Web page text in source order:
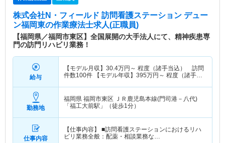
株式会社N・フィールド 訪問看護ステーション デュー
ン福岡東の作業療法士求人(正職員)
【福岡県／福岡市東区】全国展開の大手法人にて、精神疾患専
門の訪門リハビリ業務！
給与
【モデル月収】 30.4万円～ 程度（諸手当込） 訪問
件数100件 【モデル年収】 395万円～ 程度（諸手当
勤務地
福岡県 福岡市東区 ＪＲ鹿児島本線(門司港－八代)
「福工大前駅」（徒歩1分）
仕事内容
【仕事内容】 ■訪問看護ステーションにおけるリハ
ビリ業務全般：配薬・相談業務な…